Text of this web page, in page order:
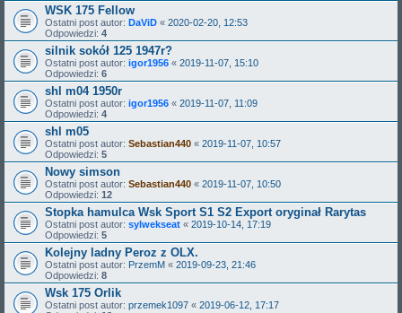
WSK 175 Fellow
Ostatni post autor: DaViD « 2020-02-20, 12:53
Odpowiedzi: 4
silnik sokół 125 1947r?
Ostatni post autor: igor1956 « 2019-11-07, 15:10
Odpowiedzi: 6
shl m04 1950r
Ostatni post autor: igor1956 « 2019-11-07, 11:09
Odpowiedzi: 4
shl m05
Ostatni post autor: Sebastian440 « 2019-11-07, 10:57
Odpowiedzi: 5
Nowy simson
Ostatni post autor: Sebastian440 « 2019-11-07, 10:50
Odpowiedzi: 12
Stopka hamulca Wsk Sport S1 S2 Export oryginał Rarytas
Ostatni post autor: sylwekseat « 2019-10-14, 17:19
Odpowiedzi: 5
Kolejny ladny Peroz z OLX.
Ostatni post autor: PrzemM « 2019-09-23, 21:46
Odpowiedzi: 8
Wsk 175 Orlik
Ostatni post autor: przemek1097 « 2019-06-12, 17:17